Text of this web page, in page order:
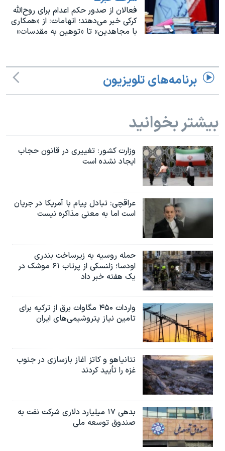
نرگس محمدی برنده جایزه نوبل صلح
همایش محافظه‌کاران آمریکا «سی‌پک»
سفر پرزیدنت ترامپ به چین
فعالان از صدور حکم اعدام برای روح‌الله
کرکی خبر می‌دهند؛ اتهامات: از «همکاری
با مجاهدین» تا «توهین به مقدسات»
برنامه‌های تلویزیون
بیشتر بخوانید
وزارت کشور: تغییری در قانون حجاب
ایجاد نشده است
عراقچی: تبادل پیام با آمریکا در جریان
است اما به معنی مذاکره نیست
حمله روسیه به زیرساخت بندری
اودسا؛ زلنسکی از پرتاب ۶۱ موشک در
یک هفته خبر داد
واردات ۴۵۰ مگاوات برق از ترکیه برای
تامین نیاز پتروشیمی‌های ایران
نتانیاهو و کاتز آغاز بازسازی در جنوب
غزه را تأیید کردند
بدهی ۱۷ میلیارد دلاری شرکت نفت به
صندوق توسعه ملی